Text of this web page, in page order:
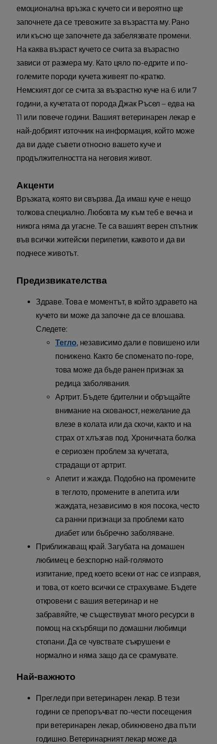
емоционална връзка с кучето си и вероятно ще
започнете да се тревожите за възрастта му. Рано
или късно ще започнете да забелязвате промени.
На каква възраст кучето се счита за възрастно
зависи от размера му. Като цяло по-едрите и по-
големите породи кучета живеят по-кратко.
Немският дог се счита за възрастно куче на 6 или 7
години, а кучетата от порода Джак Ръсел – едва на
11 или повече години. Вашият ветеринарен лекар е
най-добрият източник на информация, който може
да ви даде съвети относно вашето куче и
продължителността на неговия живот.
Акценти
Връзката, която ви свързва. Да имаш куче е нещо
толкова специално. Любовта му към теб е вечна и
никога няма да угасне. Те са вашият верен спътник
във всички житейски перипетии, каквото и да ви
поднесе животът.
Предизвикателства
Здраве. Това е моментът, в който здравето на
кучето ви може да започне да се влошава.
Следете:
Тегло, независимо дали е повишено или
понижено. Както бе споменато по-горе,
това може да бъде ранен признак за
редица заболявания.
Артрит. Бъдете бдителни и обръщайте
внимание на скованост, нежелание да
влезе в колата или да скочи, както и на
страх от хлъзгав под. Хроничната болка
е сериозен проблем за кучетата,
страдащи от артрит.
Апетит и жажда. Подобно на промените
в теглото, промените в апетита или
жаждата, независимо в коя посока, често
са ранни признаци за проблеми като
диабет или бъбречно заболяване.
Приближаващ край. Загубата на домашен
любимец е безспорно най-голямото
изпитание, пред което всеки от нас се изправя,
и това, от което всички се страхуваме. Бъдете
откровени с вашия ветеринар и не
забравяйте, че съществуват много ресурси в
помощ на скърбящи по домашни любимци
стопани. Да се чувствате съкрушени е
нормално и няма защо да се срамувате.
Най-важното
Прегледи при ветеринарен лекар. В тези
години се препоръчват по-чести посещения
при ветеринарен лекар, обикновено два пъти
годишно. Ветеринарният лекар може да